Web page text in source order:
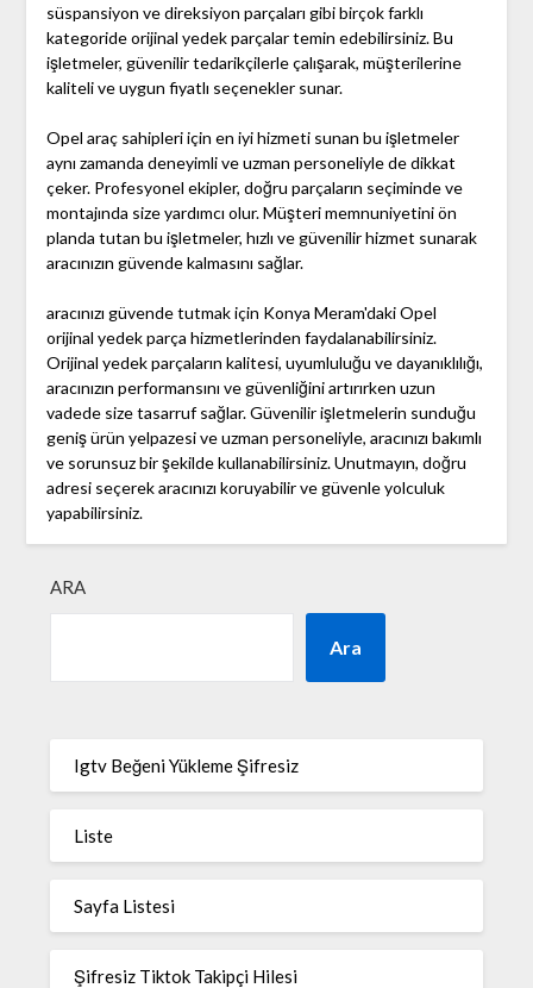
süspansiyon ve direksiyon parçaları gibi birçok farklı
kategoride orijinal yedek parçalar temin edebilirsiniz. Bu
işletmeler, güvenilir tedarikçilerle çalışarak, müşterilerine
kaliteli ve uygun fiyatlı seçenekler sunar.
Opel araç sahipleri için en iyi hizmeti sunan bu işletmeler
aynı zamanda deneyimli ve uzman personeliyle de dikkat
çeker. Profesyonel ekipler, doğru parçaların seçiminde ve
montajında size yardımcı olur. Müşteri memnuniyetini ön
planda tutan bu işletmeler, hızlı ve güvenilir hizmet sunarak
aracınızın güvende kalmasını sağlar.
aracınızı güvende tutmak için Konya Meram'daki Opel
orijinal yedek parça hizmetlerinden faydalanabilirsiniz.
Orijinal yedek parçaların kalitesi, uyumluluğu ve dayanıklılığı,
aracınızın performansını ve güvenliğini artırırken uzun
vadede size tasarruf sağlar. Güvenilir işletmelerin sunduğu
geniş ürün yelpazesi ve uzman personeliyle, aracınızı bakımlı
ve sorunsuz bir şekilde kullanabilirsiniz. Unutmayın, doğru
adresi seçerek aracınızı koruyabilir ve güvenle yolculuk
yapabilirsiniz.
ARA
Ara
Igtv Beğeni Yükleme Şifresiz
Liste
Sayfa Listesi
Şifresiz Tiktok Takipçi Hilesi